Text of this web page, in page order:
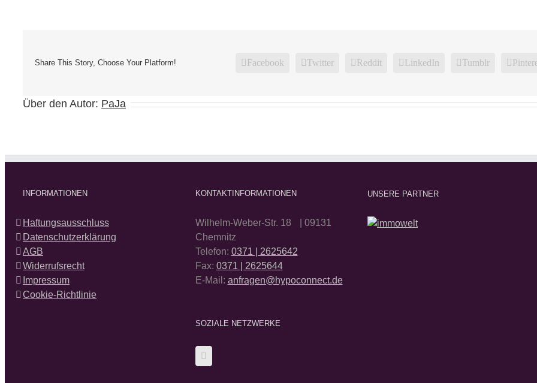
Share This Story, Choose Your Platform! Facebook Twitter Reddit LinkedIn Tumblr
Über den Autor: PaJa
INFORMATIONEN
Haftungsausschluss
Datenschutzerklärung
AGB
Widerrufsrecht
Impressum
Cookie-Richtlinie
KONTAKTINFORMATIONEN
Wilhelm-Weber-Str. 18 | 09131
Chemnitz
Telefon: 0371 | 2625642
Fax: 0371 | 2625644
E-Mail: anfragen@hypoconnect.de
SOZIALE NETZWERKE
UNSERE PARTNER